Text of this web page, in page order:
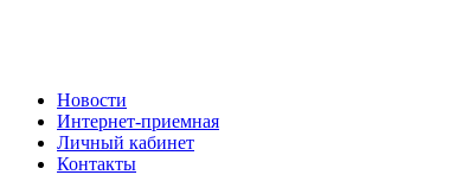
Новости
Интернет-приемная
Личный кабинет
Контакты